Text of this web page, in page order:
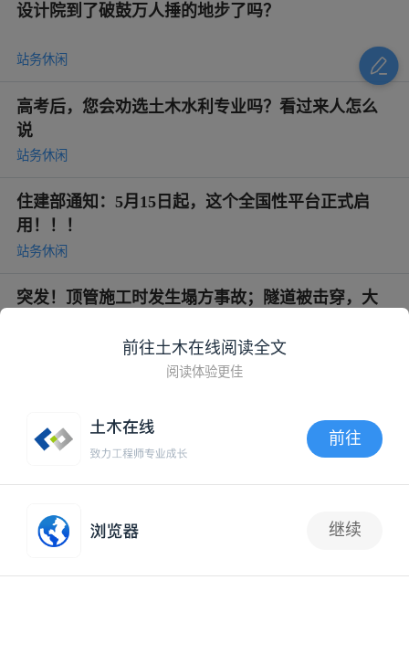
设计院到了破鼓万人捶的地步了吗？
站务休闲
高考后，您会劝选土木水利专业吗？看过来人怎么
说
站务休闲
住建部通知：5月15日起，这个全国性平台正式启
用！！！
站务休闲
突发！顶管施工时发生塌方事故；隧道被击穿，大
直接申报正高职称！
站务休闲
前往土木在线阅读全文
阅读体验更佳
前往
继续